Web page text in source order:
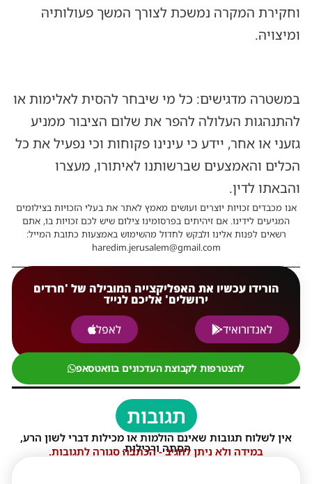
וחקירת המקרה נמשכת לצורך המשך פעולותיהּ
ומיצויהּ.
במשטרה מדגישים: כל מי שיבחר להסית לאלימות או
להתנהגות העלולה להפר את שלום הציבור ממניע
גזעני או אחר, יידע כי עינינו פקוחות וכי נפעיל את כל
הכלים והאמצעים שברשותנו לאיתורו, מעצרו
והבאתו לדין.
אנו מכבדים זכויות יוצרים ועושים מאמץ לאתר את בעלי הזכויות בצילומים
המגיעים לידינו. אם זיהיתים בפרסומינו צילום שיש לכם זכויות בו, אתם
רשאים לפנות אלינו ולבקש לחדול מהשימוש באמצעות כתובת המייל:
haredim.jerusalem@gmail.com
הורידו עכשיו את האפליקצייה המובילה של 'חרדים
ירושלים' אליכם לנייד
לאנדורואיד
לאפל
להצטרפות לקבוצת העדכונים בוואטסאפ
תגובות
אין לשלוח תגובות שאינם הולמות או מכילות דברי לשון הרע,
הסתה ורכילות.
במידה ולא ניתן להגיב - הכתבה סגורה לתגובות.